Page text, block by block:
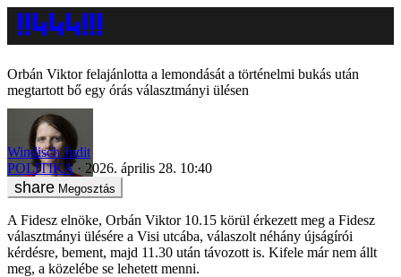
Orbán Viktor felajánlotta a lemondását a történelmi bukás után
megtartott bő egy órás választmányi ülésen
Windisch Judit
POLITIKA
2026. április 28. 10:40
Megosztás
A Fidesz elnöke, Orbán Viktor 10.15 körül érkezett meg a Fidesz
választmányi ülésére a Visi utcába, válaszolt néhány újságírói
kérdésre, bement, majd 11.30 után távozott is. Kifele már nem állt
meg, a közelébe se lehetett menni.